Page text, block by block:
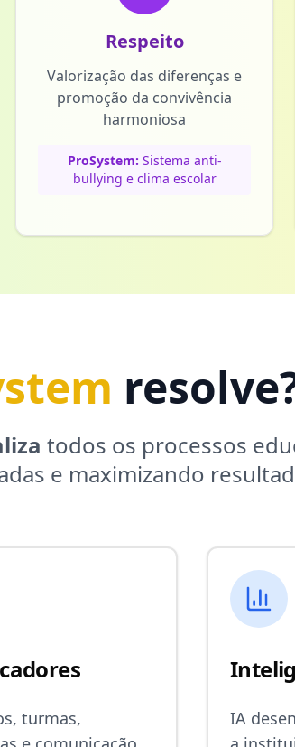
Respeito
Valorização das diferenças e
promoção da convivência
harmoniosa
ProSystem: Sistema anti-
bullying e clima escolar
todos os processos
e maximizando
turmas,
IA